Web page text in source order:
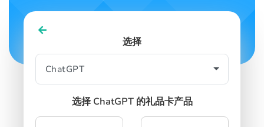
SIGN INSIGN UP
选择
选择 ChatGPT 的礼品卡产品